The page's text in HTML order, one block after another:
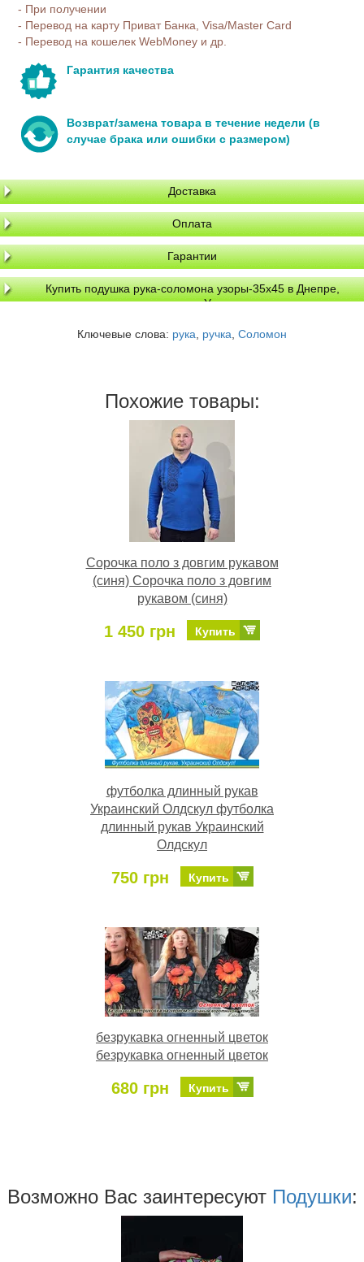
- При получении
- Перевод на карту Приват Банка, Visa/Master Card
- Перевод на кошелек WebMoney и др.
Гарантия качества
Возврат/замена товара в течение недели (в
случае брака или ошибки с размером)
Доставка
Оплата
Гарантии
Купить подушка рука-соломона узоры-35х45 в Днепре,
доставка по Украине
Ключевые слова: рука ручка Соломон
Похожие товары:
Сорочка поло з довгим рукавом
(синя) Сорочка поло з довгим
рукавом (синя)
1 450 грн Купить
футболка длинный рукав
Украинский Олдскул футболка
длинный рукав Украинский
Олдскул
750 грн Купить
безрукавка огненный цветок
безрукавка огненный цветок
680 грн Купить
Возможно Ваc заинтересуют Подушки: